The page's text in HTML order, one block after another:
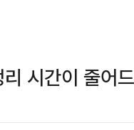
시간이 줄어